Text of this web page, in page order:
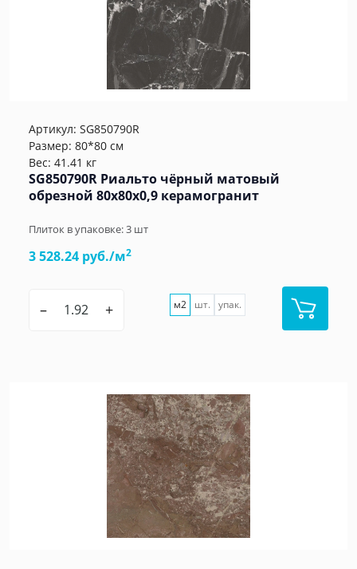
Артикул: SG850790R
Размер: 80*80 см
Вес: 41.41 кг
SG850790R Риальто чёрный матовый
обрезной 80x80x0,9 керамогранит
Плиток в упаковке:3 шт
3 528.24 руб./м2
– + м2 шт. упак.